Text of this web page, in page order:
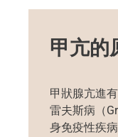
甲亢的
甲狀腺亢進
雷夫斯病（
身免疫性疾